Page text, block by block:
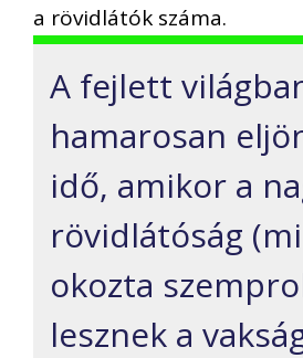
a rövidlátók száma.
A fejlett
hamarosan
idő, amikor a
rövidlátóság
okozta
lesznek a